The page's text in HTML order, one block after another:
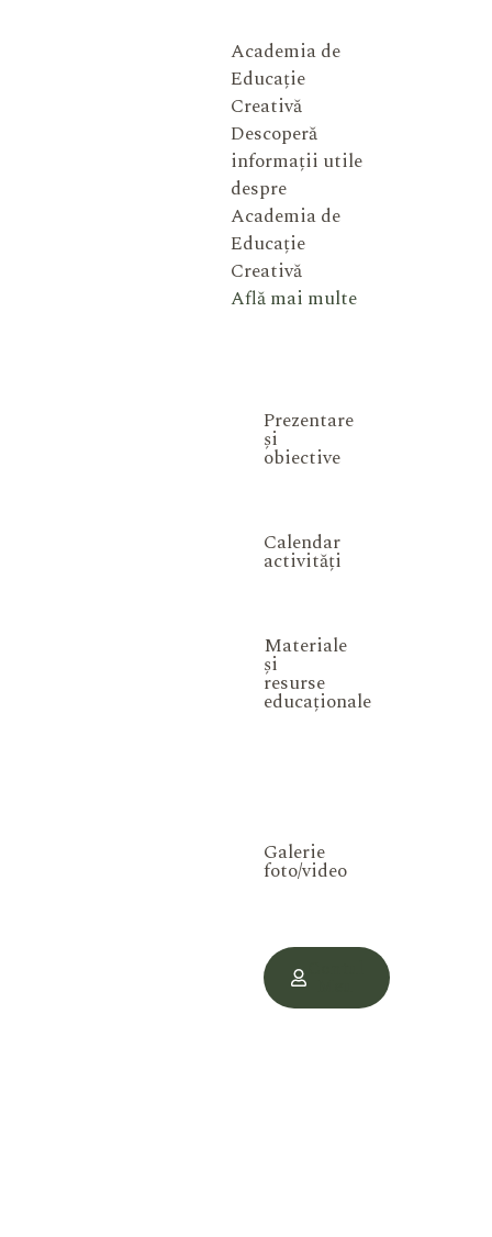
Academia de
Educație
Creativă
Descoperă
informații utile
despre
Academia de
Educație
Creativă
Află mai multe
Prezentare
și
obiective
Calendar
activități
Materiale
și
resurse
educaționale
Galerie
foto/video